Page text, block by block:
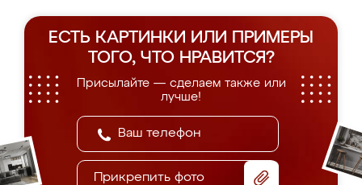
ЕСТЬ КАРТИНКИ ИЛИ ПРИМЕРЫ
ТОГО, ЧТО НРАВИТСЯ?
Присылайте — сделаем также или
лучше!
Прикрепить фото